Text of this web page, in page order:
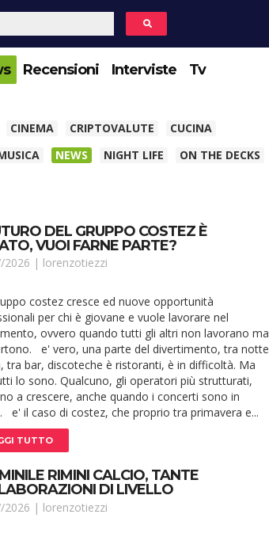
Recensioni Interviste Tv
CINEMA CRIPTOVALUTE
CUCINA
NEWS NIGHT LIFE
ON THE DECKS
DEL GRUPPO COSTEZ È
VUOI FARNE PARTE?
2026 | lorenzotiezzi
costez cresce ed nuove opportunità
per chi è giovane e vuole lavorare nel
ovvero quando tutti gli altri non lavorano ma
e' vero, una parte del divertimento, tra notte
tra bar, discoteche è ristoranti, è in difficoltà. Ma
lo sono. Qualcuno, gli operatori più strutturati,
a crescere, anche quando i concerti sono in
e' il caso di costez, che proprio tra primavera e...
TUTTO
RIMINI CALCIO, TANTE
DI LIVELLO
2026 | lorenzotiezzi